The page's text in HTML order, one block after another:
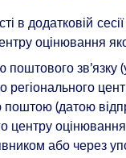
в додатковій
оцінювання
поштового
регіонального
(датою
центру оцінювання
або через